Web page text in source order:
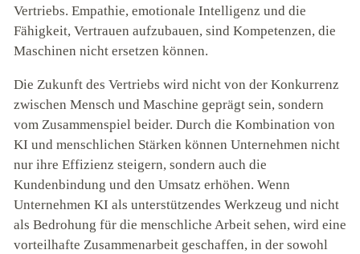
Vertriebs. Empathie, emotionale Intelligenz und die
Fähigkeit, Vertrauen aufzubauen, sind Kompetenzen, die
Maschinen nicht ersetzen können.
Die Zukunft des Vertriebs wird nicht von der Konkurrenz
zwischen Mensch und Maschine geprägt sein, sondern
vom Zusammenspiel beider. Durch die Kombination von
KI und menschlichen Stärken können Unternehmen nicht
nur ihre Effizienz steigern, sondern auch die
Kundenbindung und den Umsatz erhöhen. Wenn
Unternehmen KI als unterstützendes Werkzeug und nicht
als Bedrohung für die menschliche Arbeit sehen, wird eine
vorteilhafte Zusammenarbeit geschaffen, in der sowohl